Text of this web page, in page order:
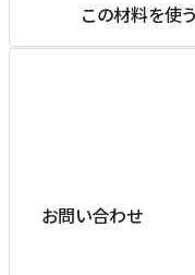
この材料を使
お問い合わせ